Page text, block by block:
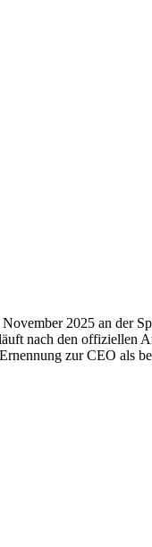
2025 an der
nach den offiziellen
zur CEO als